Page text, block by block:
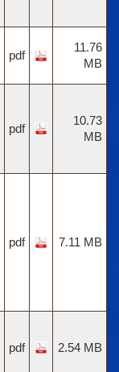
pdf
11.76
MB
pdf
10.73
MB
pdf 7.11 MB
pdf 2.54 MB